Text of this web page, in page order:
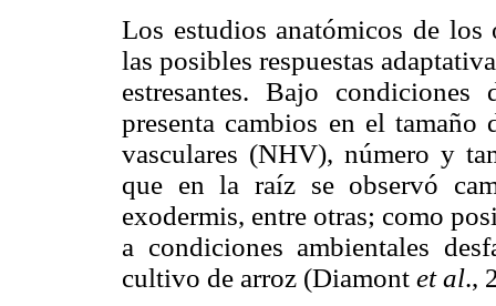
Los estudios anatómicos de los
las posibles respuestas
estresantes. Bajo
presenta cambios en el tamaño
vasculares (NHV), número y
que en la raíz se observó
exodermis, entre otras; como
a condiciones ambientales
cultivo de arroz (Diamont et al.,